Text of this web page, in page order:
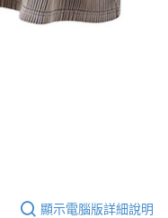
顯示電腦版詳細說明